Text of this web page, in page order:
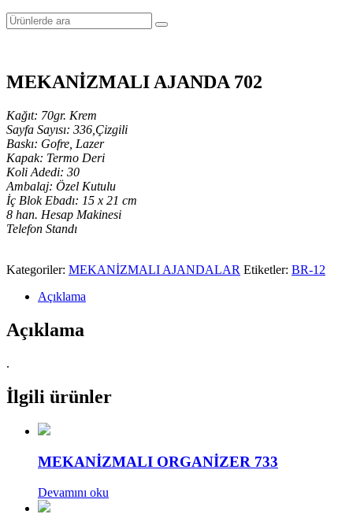
MEKANİZMALI AJANDA 702
Kağıt: 70gr. Krem
Sayfa Sayısı: 336,Çizgili
Baskı: Gofre, Lazer
Kapak: Termo Deri
Koli Adedi: 30
Ambalaj: Özel Kutulu
İç Blok Ebadı: 15 x 21 cm
8 han. Hesap Makinesi
Telefon Standı
Kategoriler: MEKANİZMALI AJANDALAR Etiketler: BR-12
Açıklama
Açıklama
.
İlgili ürünler
MEKANİZMALI ORGANİZER 733
Devamını oku